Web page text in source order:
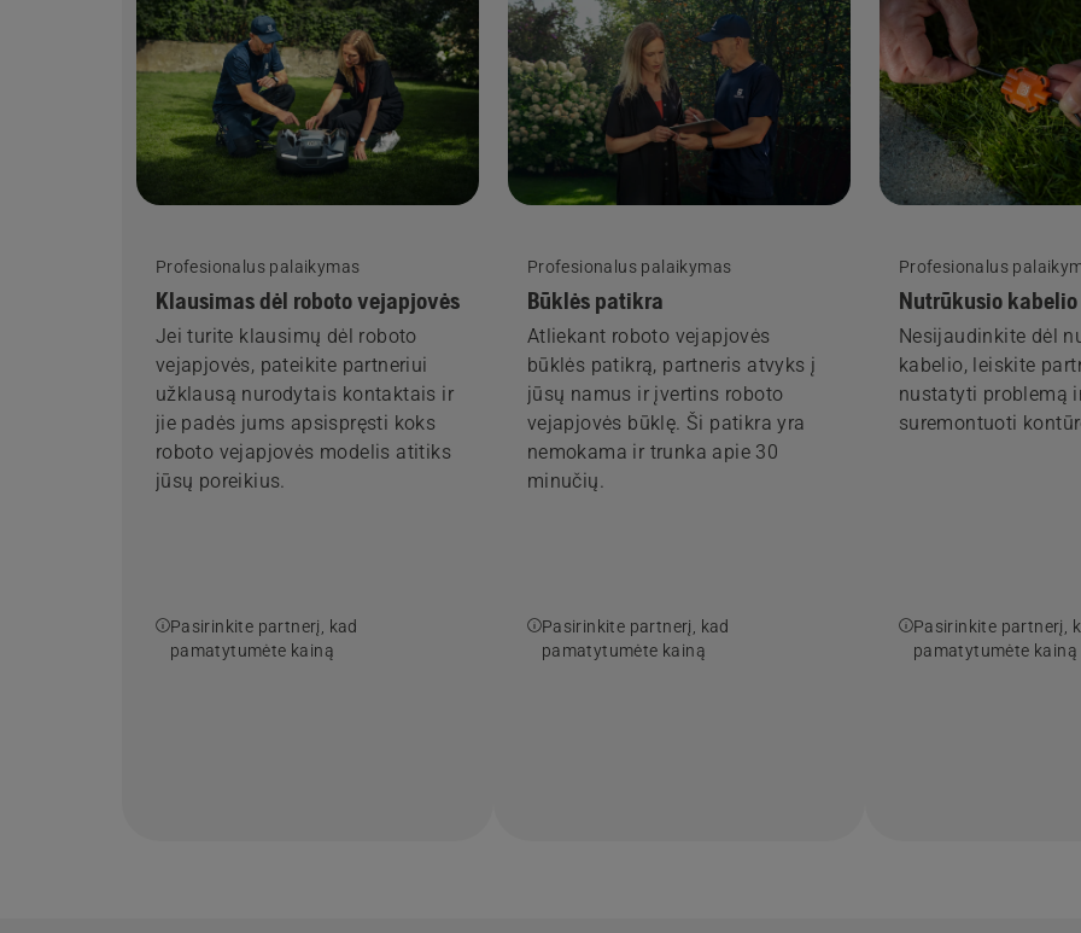
Profesionalus palaikymas
Klausimas dėl roboto vejapjovės
Jei turite klausimų dėl roboto
vejapjovės, pateikite partneriui
užklausą nurodytais kontaktais ir
jie padės jums apsispręsti koks
roboto vejapjovės modelis atitiks
jūsų poreikius.
Pasirinkite partnerį, kad
pamatytumėte kainą
Profesionalus palaikymas
Būklės patikra
Atliekant roboto vejapjovės
būklės patikrą, partneris atvyks į
jūsų namus ir įvertins roboto
vejapjovės būklę. Ši patikra yra
nemokama ir trunka apie 30
minučių.
Pasirinkite partnerį, kad
pamatytumėte kainą
Profesionalus
Nutrūkusio
Nesijaudinkite dėl
kabelio, leiskite
nustatyti problemą
suremontuoti
Pasirinkite partnerį,
pamatytumėte kainą